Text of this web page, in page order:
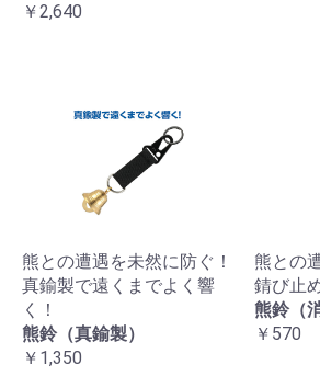
￥2,640
熊との遭遇を未然に防ぐ！
真鍮製で遠くまでよく響
く！
熊鈴（真鍮製）
￥1,350
熊との
錆び止
熊鈴（
￥570